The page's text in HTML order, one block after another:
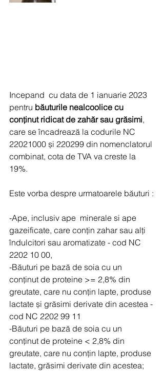
Incepand  cu data de 1 ianuarie 2023
pentru băuturile nealcoolice cu
conținut ridicat de zahăr sau grăsimi,
care se încadrează la codurile NC
22021000 și 220299 din nomenclatorul
combinat, cota de TVA va creste la
19%.
Este vorba despre urmatoarele băuturi :
-Ape, inclusiv ape  minerale si ape
gazeificate, care conțin zahar sau alți
îndulcitori sau aromatizate - cod NC
2202 10 00,
-Băuturi pe bază de soia cu un
conținut de proteine >= 2,8% din
greutate, care nu conțin lapte, produse
lactate și grăsimi derivate din acestea -
cod NC 2202 99 11
-Băuturi pe bază de soia cu un
conținut de proteine < 2,8% din
greutate, care nu conțin lapte, produse
lactate, grăsimi derivate din acestea;